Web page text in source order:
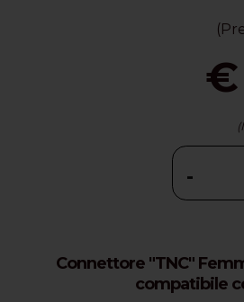
€
-
Connettore "TNC"
compatibile